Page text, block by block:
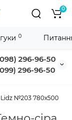
296-96-50
296-96-50
0
Lidz №203 780x500
0